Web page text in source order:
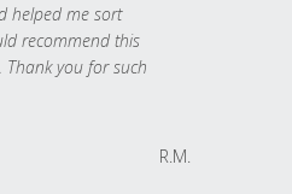
helped me sort
recommend this
you for such
R.M.